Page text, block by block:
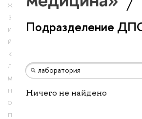
Ж
З
И
Й
К
Л
М
Н
О
П
Подразделение
Ничего не найдено